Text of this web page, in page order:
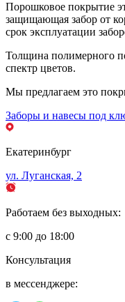
Порошковое покрытие
защищающая забор от
срок эксплуатации
Толщина полимерного
спектр цветов.
Мы предлагаем это
Заборы и навесы под
Екатеринбург
ул. Луганская, 2
Работаем без выходных:
с 9:00 до 18:00
Консультация
в мессенджере: